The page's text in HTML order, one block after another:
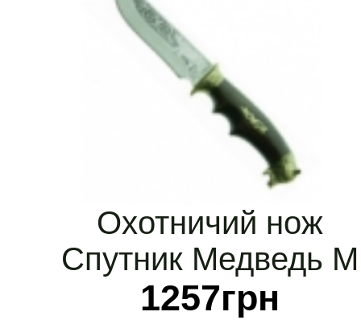
1257грн
Охотничий нож
Спутник Медведь М